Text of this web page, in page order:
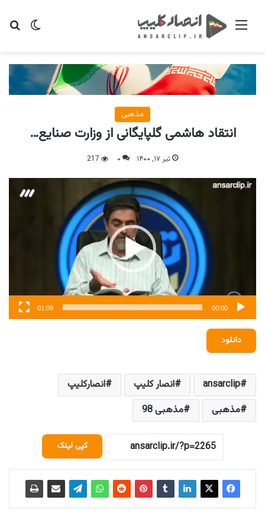
تغییر منو
مذهبی
انتقاد هاشمی گلپایگانی از وزارت صنایع…
تیر ۱۷, ۱۴۰۰ ۰ 217
نمایشگر
ویدیو
00:00
01:09
دانلود
ansarclip انصار کلیپ
انصارکلیپ
مذهبی
مذهبی 98
کپی لینک